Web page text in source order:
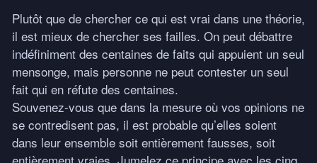
Plutôt que de chercher ce qui est vrai dans une théorie,
il est mieux de chercher ses failles. On peut débattre
indéfiniment des centaines de faits qui appuient un seul
mensonge, mais personne ne peut contester un seul
fait qui en réfute des centaines.
Souvenez-vous que dans la mesure où vos opinions ne
se contredisent pas, il est probable qu’elles soient
dans leur ensemble soit entièrement fausses, soit